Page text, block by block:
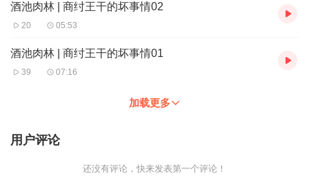
酒池肉林 | 商纣王干的坏事情02
20 05:53
酒池肉林 | 商纣王干的坏事情01
39 07:16
加载更多
用户评论
还没有评论，快来发表第一个评论！